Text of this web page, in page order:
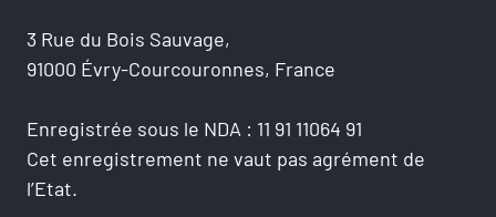
3 Rue du Bois Sauvage,
91000 Évry-Courcouronnes, France
Enregistrée sous le NDA : 11 91 11064 91
Cet enregistrement ne vaut pas agrément de
l’Etat.